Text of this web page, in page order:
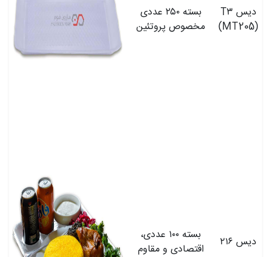
دیس T۳
(MT205)
بسته ۲۵۰ عددی
مخصوص پروتئین
دیس ۲۱۶
بسته ۱۰۰ عددی،
اقتصادی و مقاوم